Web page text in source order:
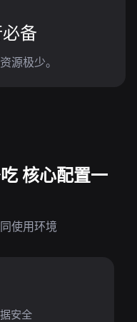
备
源极少。
核心配置一
使用环境
安全